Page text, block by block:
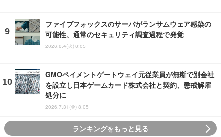
ファイブフォックスのサーバがランサムウェア感染の
可能性、通常のセキュリティ調査過程で発覚
2026.8.4(火) 8:05
GMOペイメントゲートウェイ元従業員が無断で別会社
を設立し日本ゲームカード株式会社と契約、懲戒解雇
処分に
2026.7.31(金) 8:05
ランキングをもっと見る